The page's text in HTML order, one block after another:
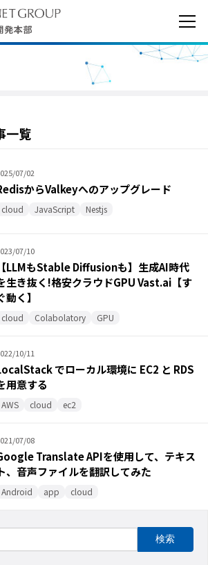
一覧
07/02
からValkeyへのアップグレード
cloud JavaScript Nestjs
07/10
【LLMもStable Diffusionも】生成AI時代
生き抜く!格安クラウドGPU Vast.ai【す
動く】
cloud Colabolatory GPU
10/11
でローカル環境に EC2 と RDS
用意する
AWS cloud ec2
07/08
Translate APIを使用して、テキス
、音声ファイルを翻訳してみた
Android app cloud